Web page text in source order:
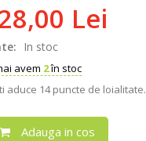
Lei
In stoc
avem 2în stoc
aduce 14puncte de loialitate.
Adauga in cos